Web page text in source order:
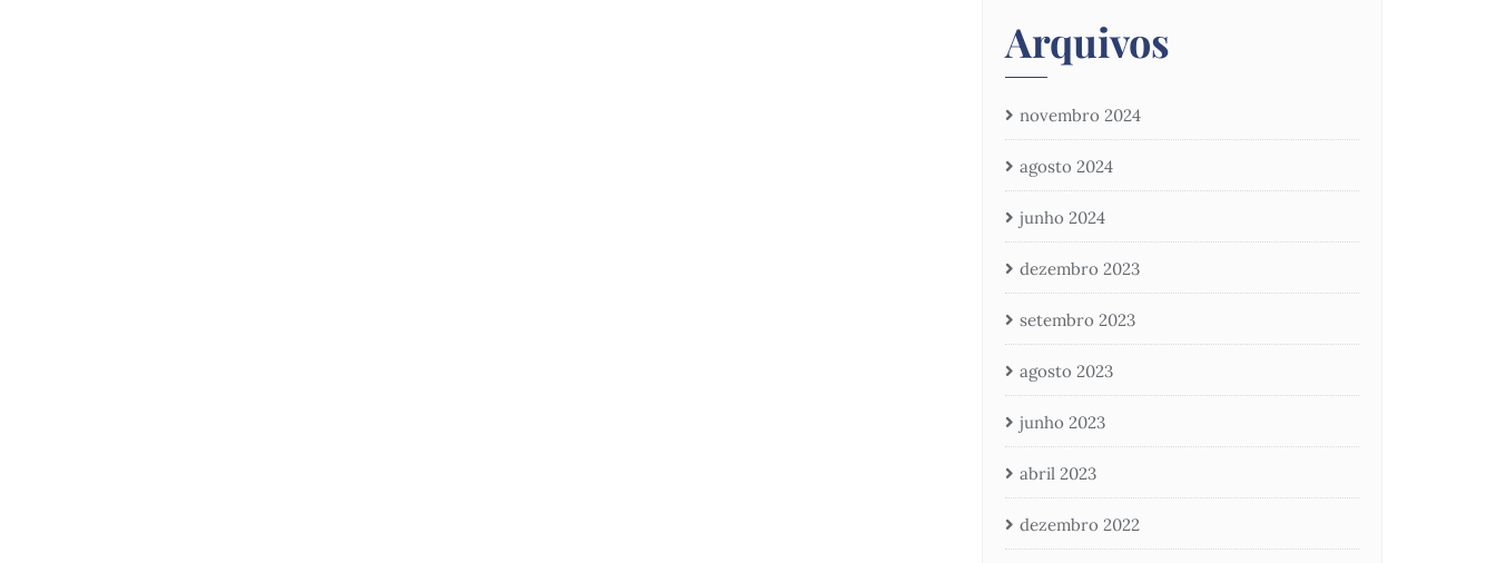
Arquivos
novembro 2024
agosto 2024
junho 2024
dezembro 2023
setembro 2023
agosto 2023
junho 2023
abril 2023
dezembro 2022